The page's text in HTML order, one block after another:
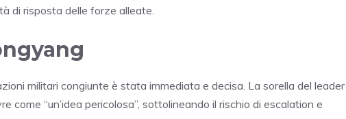
di risposta delle forze alleate.
militari congiunte è stata immediata e decisa. La sorella del leader
come “un’idea pericolosa”, sottolineando il rischio di escalation e